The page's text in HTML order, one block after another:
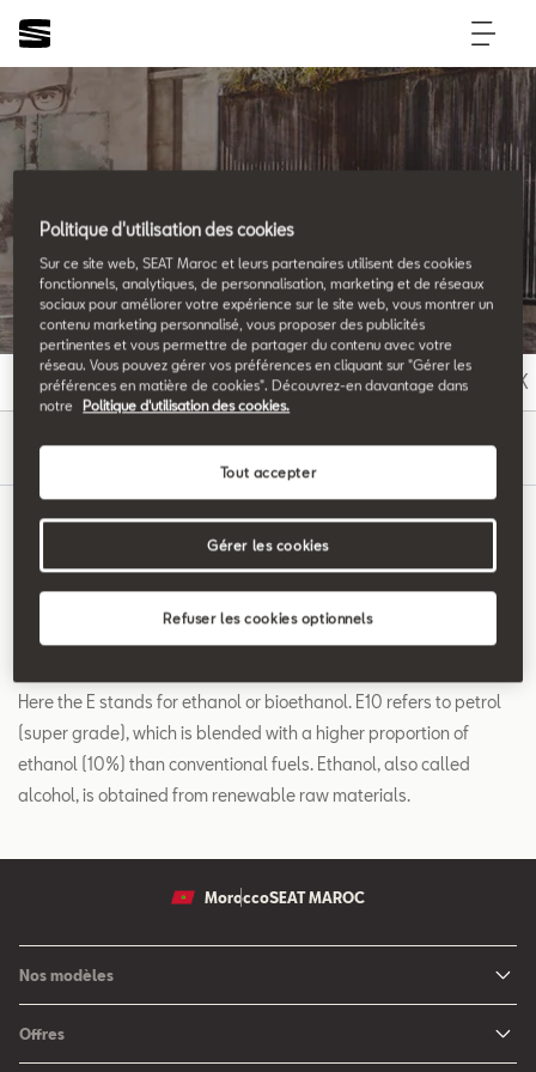
SEAT Glossary
All the details.
B C D E F G H I K
E10
Here the E stands for ethanol or bioethanol. E10 refers to petrol
(super grade), which is blended with a higher proportion of
ethanol (10%) than conventional fuels. Ethanol, also called
alcohol, is obtained from renewable raw materials.
MoroccoSEAT MAROC
Nos modèles
Nouveau SEAT Ateca
Offres
Politique d'utilisation des cookies
Sur ce site web, SEAT Maroc et leurs partenaires utilisent des cookies
fonctionnels, analytiques, de personnalisation, marketing et de réseaux
sociaux pour améliorer votre expérience sur le site web, vous montrer un
contenu marketing personnalisé, vous proposer des publicités
pertinentes et vous permettre de partager du contenu avec votre
réseau. Vous pouvez gérer vos préférences en cliquant sur "Gérer les
préférences en matière de cookies". Découvrez-en davantage dans
notre
Politique d'utilisation des cookies.
Refuser les cookies optionnels
Tout accepter
Gérer les cookies